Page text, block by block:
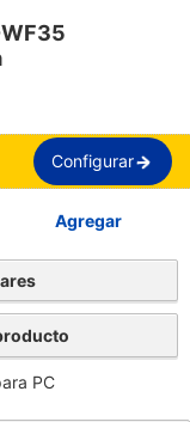
Configurar
Agregar
PC